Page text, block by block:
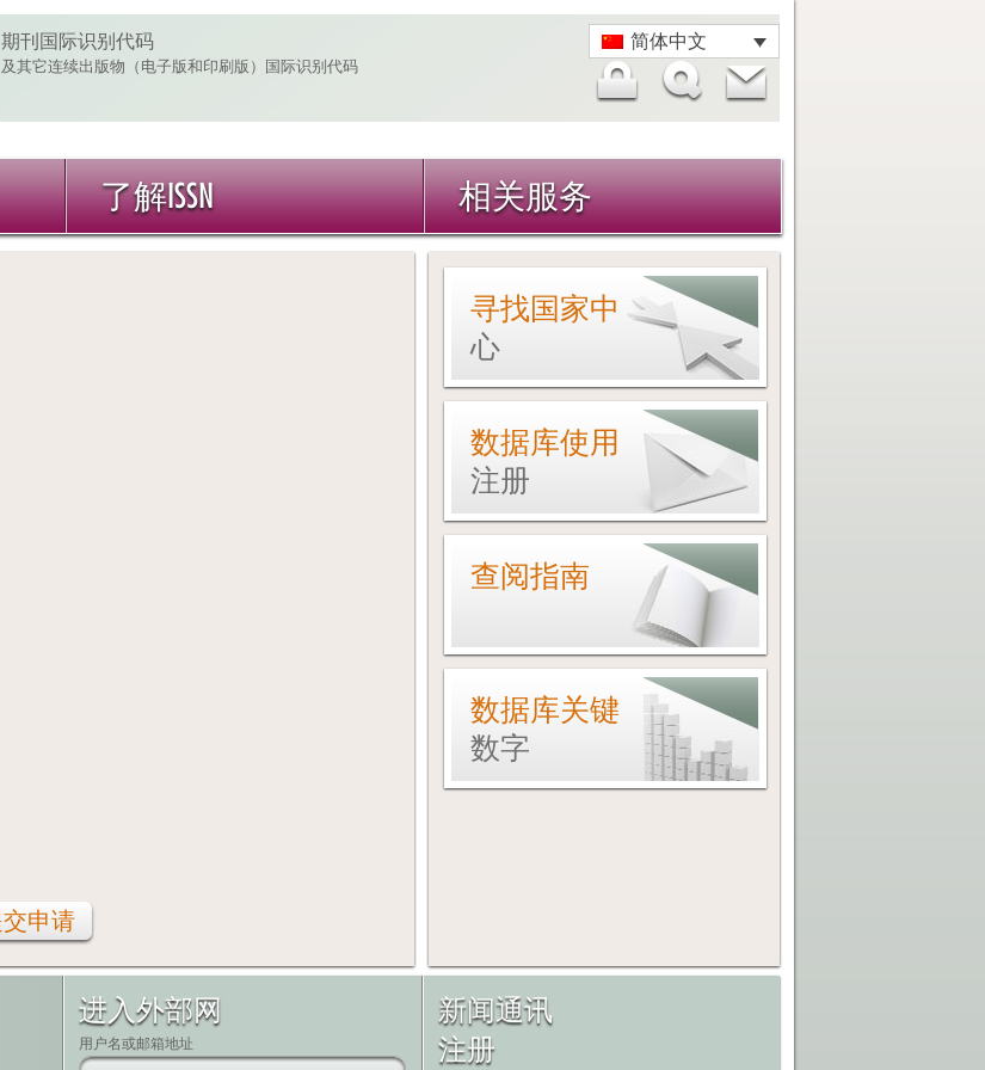
期刊国际识别代码
及其它连续出版物（电子版和印刷版）国际识别代码
简体中文
了解ISSN 相关服务
寻找国家中
心
数据库使用
注册
查阅指南
数据库关键
数字
进入外部网
用户名或邮箱地址
新闻通讯
注册